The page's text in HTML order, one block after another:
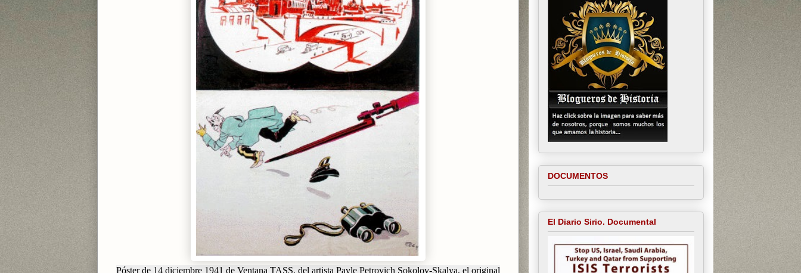
Póster de 14 diciembre 1941 de Ventana TASS, del artista Pavle Petrovich Sokolov-Skalya, el original
DOCUMENTOS
El Diario Sirio. Documental